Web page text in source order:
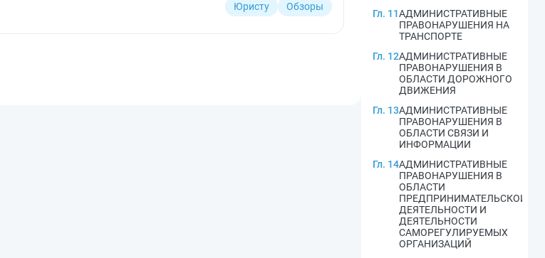
Юристу
Обзоры
Гл. 11АДМИНИСТРАТИВНЫЕ
ПРАВОНАРУШЕНИЯ НА
ТРАНСПОРТЕ
Гл. 12АДМИНИСТРАТИВНЫЕ
ПРАВОНАРУШЕНИЯ В
ОБЛАСТИ ДОРОЖНОГО
ДВИЖЕНИЯ
Гл. 13АДМИНИСТРАТИВНЫЕ
ПРАВОНАРУШЕНИЯ В
ОБЛАСТИ СВЯЗИ И
ИНФОРМАЦИИ
Гл. 14АДМИНИСТРАТИВНЫЕ
ПРАВОНАРУШЕНИЯ В
ОБЛАСТИ
ПРЕДПРИНИМАТЕЛЬСКОЙ
ДЕЯТЕЛЬНОСТИ И
ДЕЯТЕЛЬНОСТИ
САМОРЕГУЛИРУЕМЫХ
ОРГАНИЗАЦИЙ